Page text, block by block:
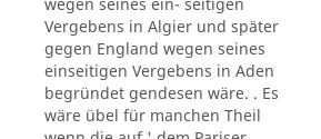
Vergebens in Algier und später
gegen England wegen seines
einseitigen Vergebens in Aden
begründet gendesen wäre. . Es
wäre übel für manchen Theil